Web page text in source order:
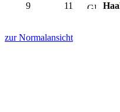
9
11
zur Normalansicht